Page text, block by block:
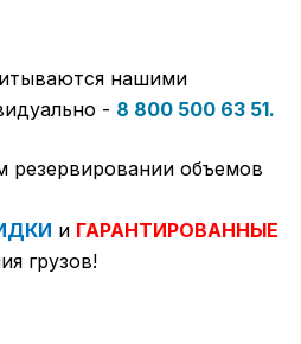
нашими
- 8 800 500 63 51.
резервировании объемов
и ГАРАНТИРОВАННЫЕ
грузов!